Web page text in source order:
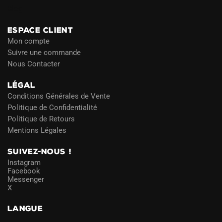
ESPACE CLIENT
Mon compte
Suivre une commande
Nous Contacter
LÉGAL
Conditions Générales de Vente
Politique de Confidentialité
Politique de Retours
Mentions Légales
SUIVEZ-NOUS !
Instagram
Facebook
Messenger
X
LANGUE